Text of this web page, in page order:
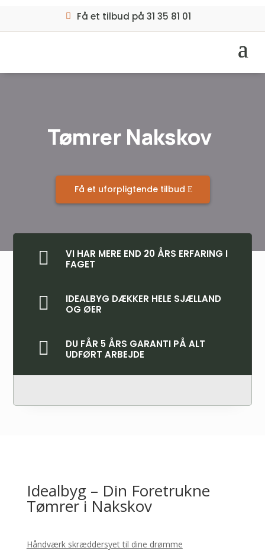
Få et tilbud på 31 35 81 01
Tømrer Nakskov
Få et uforpligtende tilbud

VI HAR MERE END 20 ÅRS ERFARING I
FAGET

IDEALBYG DÆKKER HELE SJÆLLAND
OG ØER

DU FÅR 5 ÅRS GARANTI PÅ ALT
UDFØRT ARBEJDE
Idealbyg – Din Foretrukne
Tømrer i Nakskov
Håndværk skræddersyet til dine drømme